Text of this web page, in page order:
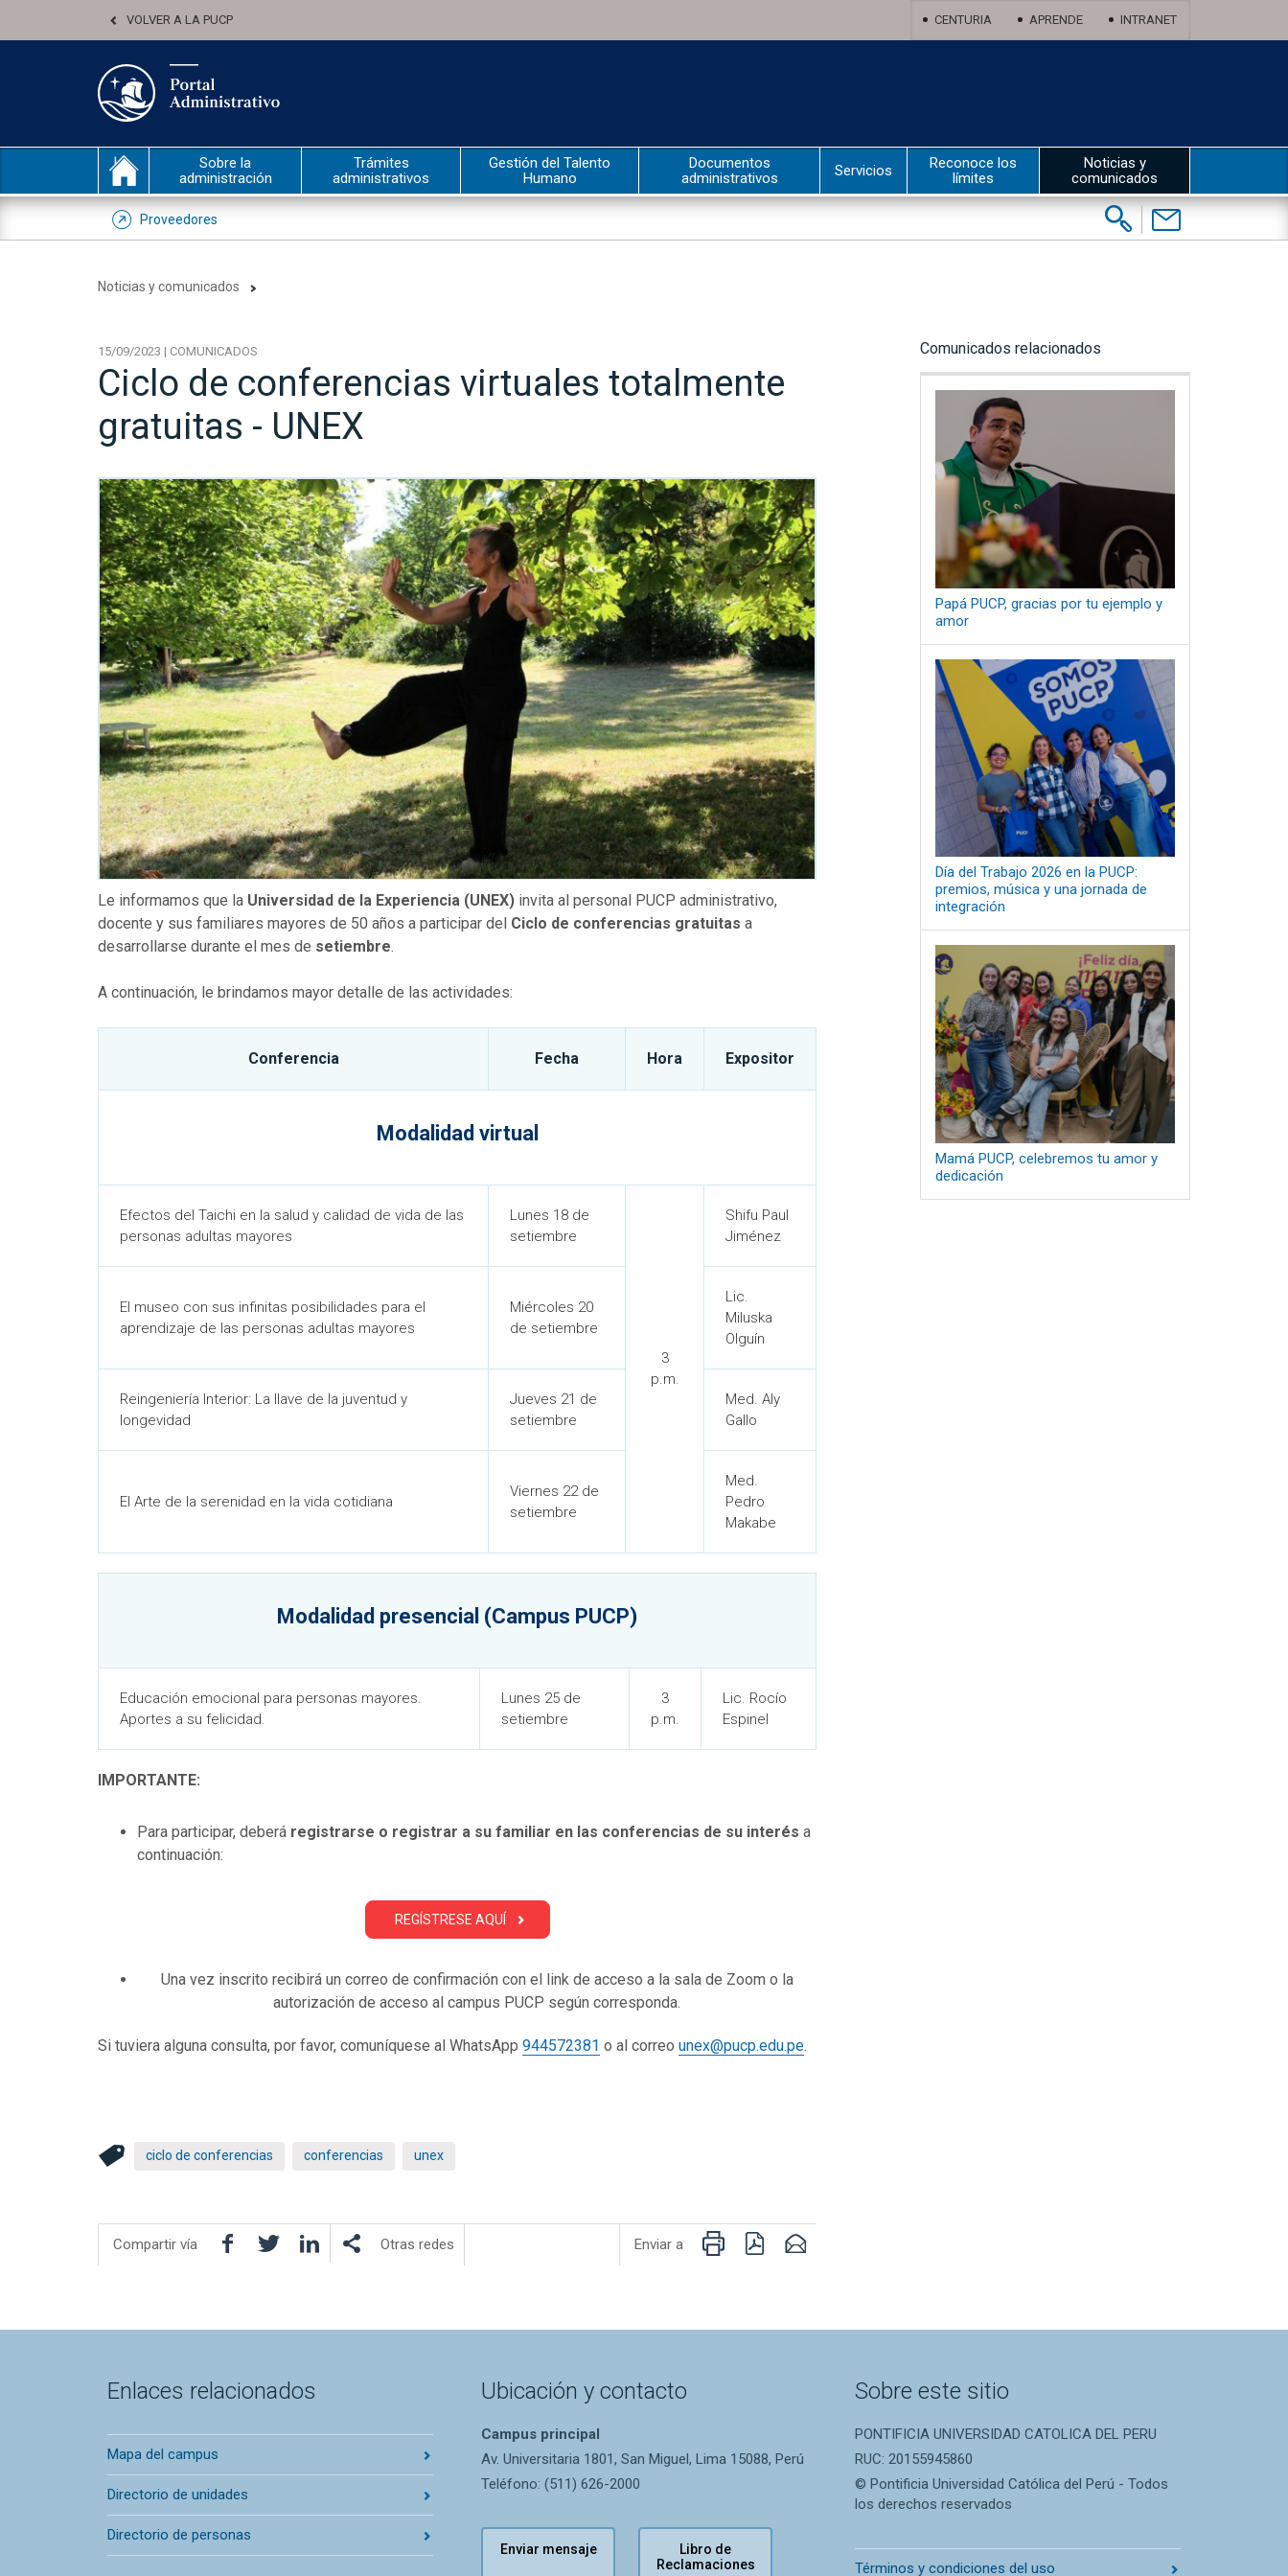
VOLVER A LA PUCP CENTURIA APRENDE INTRANET
Sobre la
administración
Trámites
administrativos
Gestión del Talento
Humano
Documentos
administrativos
Servicios
Reconoce los
límites
Noticias y
comunicados
Proveedores Buscar:
Contáctenos
Noticias y comunicados
15/09/2023 | COMUNICADOS
Ciclo de conferencias virtuales totalmente
gratuitas - UNEX
Le informamos que la Universidad de la Experiencia (UNEX) invita al personal PUCP administrativo,
docente y sus familiares mayores de 50 años a participar del Ciclo de conferencias gratuitas a
desarrollarse durante el mes de setiembre.
A continuación, le brindamos mayor detalle de las actividades:
Conferencia Fecha Hora Expositor
Modalidad virtual
Efectos del Taichi en la salud y calidad de vida de las
personas adultas mayores
Lunes 18 de
setiembre
3
p.m.
Shifu Paul
Jiménez
El museo con sus infinitas posibilidades para el
aprendizaje de las personas adultas mayores
Miércoles 20
de setiembre
Lic.
Miluska
Olguín
Reingeniería Interior: La llave de la juventud y
longevidad
Jueves 21 de
setiembre
Med. Aly
Gallo
El Arte de la serenidad en la vida cotidiana
Viernes 22 de
setiembre
Med.
Pedro
Makabe
Modalidad presencial (Campus PUCP)
Educación emocional para personas mayores.
Aportes a su felicidad.
Lunes 25 de
setiembre
3
p.m.
Lic. Rocío
Espinel
IMPORTANTE:
Para participar, deberá registrarse o registrar a su familiar en las conferencias de su interés a
continuación:
REGÍSTRESE AQUÍ
Una vez inscrito recibirá un correo de confirmación con el link de acceso a la sala de Zoom o la
autorización de acceso al campus PUCP según corresponda.
Si tuviera alguna consulta, por favor, comuníquese al WhatsApp 944572381 o al correo unex@pucp.edu.pe.
ciclo de conferencias conferencias unex
Compartir vía FacebookTwitter LinkedIn Otras redes Enviar a ImprimirPDF Email
Comunicados relacionados
Papá PUCP, gracias por tu ejemplo y
amor
Día del Trabajo 2026 en la PUCP:
premios, música y una jornada de
integración
Mamá PUCP, celebremos tu amor y
dedicación
Enlaces relacionados
Mapa del campus
Directorio de unidades
Directorio de personas
Ubicación y contacto
Campus principal
Av. Universitaria 1801, San Miguel, Lima 15088, Perú
Teléfono: (511) 626-2000
Enviar mensaje
Libro de
Reclamaciones
Sobre este sitio
PONTIFICIA UNIVERSIDAD CATOLICA DEL PERU
RUC: 20155945860
© Pontificia Universidad Católica del Perú - Todos
los derechos reservados
Términos y condiciones del uso